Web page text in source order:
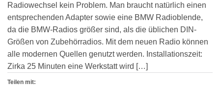
Radiowechsel kein Problem. Man braucht natürlich einen
entsprechenden Adapter sowie eine BMW Radioblende,
da die BMW-Radios größer sind, als die üblichen DIN-
Größen von Zubehörradios. Mit dem neuen Radio können
alle modernen Quellen genutzt werden. Installationszeit:
Zirka 25 Minuten eine Werkstatt wird […]
Teilen mit: